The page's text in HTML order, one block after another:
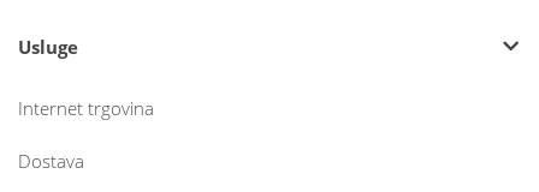
Usluge
Internet trgovina
Dostava